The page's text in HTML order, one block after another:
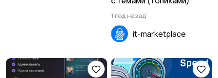
1 год назад
it-marketplace